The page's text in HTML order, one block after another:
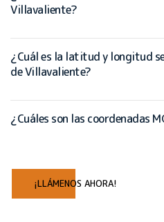
Villavaliente?
¿Cuál es la latitud y longitud
de Villavaliente?
¿Cuáles son las coordenadas
¡LLÁMENOS AHORA!